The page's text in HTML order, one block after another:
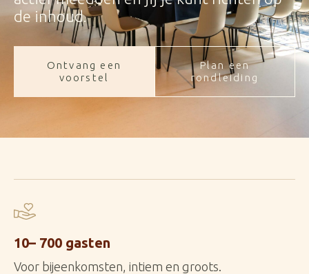
de inhoud.
Ontvang een
voorstel
Plan een
rondleiding
10– 700 gasten
Voor bijeenkomsten, intiem en groots.